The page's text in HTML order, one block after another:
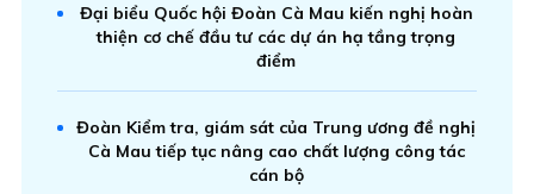
Đại biểu Quốc hội Đoàn Cà Mau kiến nghị hoàn
thiện cơ chế đầu tư các dự án hạ tầng trọng
điểm
Đoàn Kiểm tra, giám sát của Trung ương đề nghị
Cà Mau tiếp tục nâng cao chất lượng công tác
cán bộ